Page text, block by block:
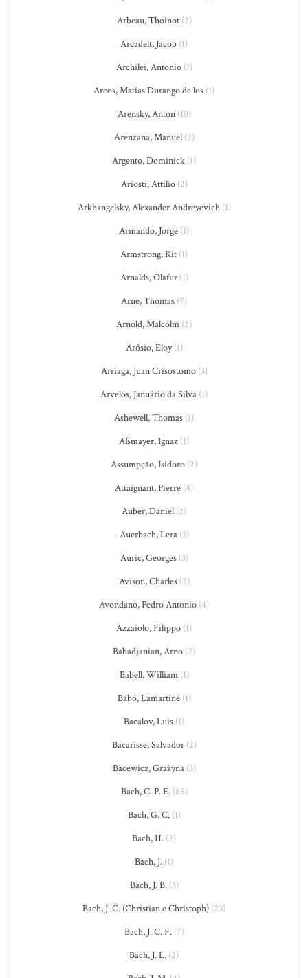
Arbeau, Thoinot(2)
Arcadelt, Jacob (1)
Archilei, Antonio(1)
Arcos, Matías Durango de los (1)
Arensky, Anton(10)
Arenzana, Manuel(2)
Argento, Dominick (1)
Ariosti, Attilio(2)
Arkhangelsky, Alexander Andreyevich(1)
Armando, Jorge (1)
Armstrong, Kit (1)
Arnalds, Olafur(1)
Arne, Thomas (7)
Arnold, Malcolm (2)
Arósio, Eloy(1)
Arriaga, Juan Crisostomo(3)
Arvelos, Januário da Silva (1)
Ashewell, Thomas (1)
Aßmayer, Ignaz (1)
Assumpção, Isidoro (2)
Attaignant, Pierre (4)
Auber, Daniel (2)
Auerbach, Lera(3)
Auric, Georges(3)
Avison, Charles(2)
Avondano, Pedro Antonio (4)
Azzaiolo, Filippo (1)
Babadjanian, Arno (2)
Babell, William(1)
Babo, Lamartine(1)
Bacalov, Luis (1)
Bacarisse, Salvador(2)
Bacewicz, Grażyna(3)
Bach, C. P. E.(85)
Bach, G. C.(1)
Bach, H. (2)
Bach, J. (1)
Bach, J. B.(3)
Bach, J. C. (Christian e Christoph) (23)
Bach, J. C. F.(7)
Bach, J. L. (2)